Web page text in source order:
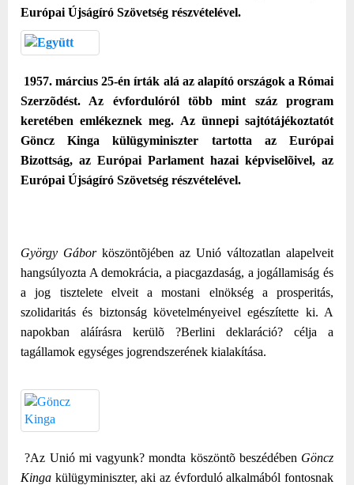
Európai Újságíró Szövetség részvételével.
1957. március 25-én írták alá az alapító országok a Római
Szerzõdést. Az évfordulóról több mint száz program
keretében emlékeznek meg. Az ünnepi sajtótájékoztatót
Göncz Kinga külügyminiszter tartotta az Európai
Bizottság, az Európai Parlament hazai képviselõivel, az
Európai Újságíró Szövetség részvételével.
György Gáborköszöntõjében az Unió változatlan alapelveit
hangsúlyozta A demokrácia, a piacgazdaság, a jogállamiság és
a jog tisztelete elveit a mostani elnökség a prosperitás,
szolidaritás és biztonság követelményeivel egészítette ki. A
napokban aláírásra kerülõ ?Berlini deklaráció? célja a
tagállamok egységes jogrendszerének kialakítása.
?Az Unió mi vagyunk? mondta köszöntõ beszédében Göncz
Kinga külügyminiszter, aki az évforduló alkalmából fontosnak